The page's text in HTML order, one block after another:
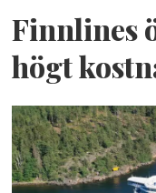
Finnlines
högt